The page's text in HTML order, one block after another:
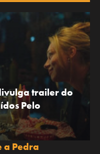
trailer do
Pelo
a Pedra